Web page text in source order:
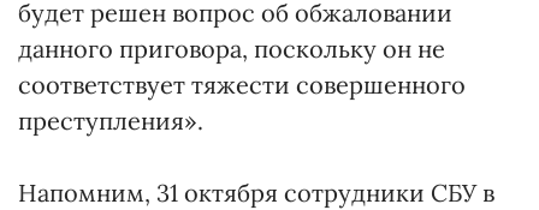
будет решен вопрос об обжаловании
данного приговора, поскольку он не
соответствует тяжести совершенного
преступления».
Напомним, 31 октября сотрудники СБУ в